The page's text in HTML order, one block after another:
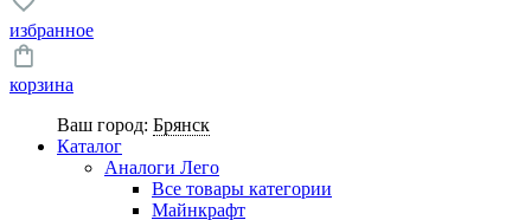
избранное
корзина
Ваш город: Брянск
Каталог
Аналоги Лего
Все товары категории
Майнкрафт